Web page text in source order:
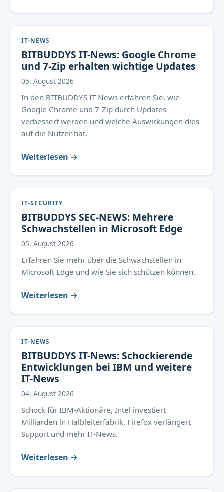
IT-NEWS
BITBUDDYS IT-News: Google Chrome
und 7-Zip erhalten wichtige Updates
05. August 2026
In den BITBUDDYS IT-News erfahren Sie, wie
Google Chrome und 7-Zip durch Updates
verbessert werden und welche Auswirkungen dies
auf die Nutzer hat.
Weiterlesen →
IT-SECURITY
BITBUDDYS SEC-NEWS: Mehrere
Schwachstellen in Microsoft Edge
05. August 2026
Erfahren Sie mehr über die Schwachstellen in
Microsoft Edge und wie Sie sich schützen können.
Weiterlesen →
IT-NEWS
BITBUDDYS IT-News: Schockierende
Entwicklungen bei IBM und weitere
IT-News
04. August 2026
Schock für IBM-Aktionäre, Intel investiert
Milliarden in Halbleiterfabrik, Firefox verlängert
Support und mehr IT-News.
Weiterlesen →